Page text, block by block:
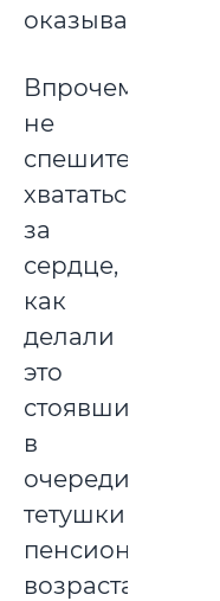
оказывала.
Впрочем,
не
спешите
хвататься
за
сердце,
как
делали
это
стоявшие
в
очереди
тетушки
пенсионного
возраста